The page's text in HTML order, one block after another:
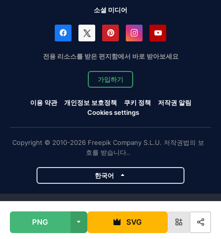
PNG SVG
소셜 미디어
전용 리소스를 받은 편지함에서 바로 받아보세요
가입하기
이용 약관 개인정보 보호정책 쿠키 정책
저작권 알림
Cookies settings
Copyright © 2010-2026 Freepik Company S.L.U. 저작권법의 보
호를 받습니다..
한국어